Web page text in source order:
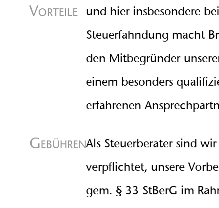
Vorteile
und hier insbesondere
Steuerfahndung macht
den Mitbegründer
einem besonders
erfahrenen
GebührenAls Steuerberater sind
verpflichtet, unsere
gem. § 33 StBerG im